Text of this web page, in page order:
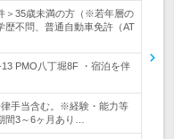
＞35歳未満の方（※若年層の
歴不問、普通自動車免許（AT
PMO八丁堀8F ・宿泊を伴
手当含む。※経験・能力等
間3～6ヶ月あり…